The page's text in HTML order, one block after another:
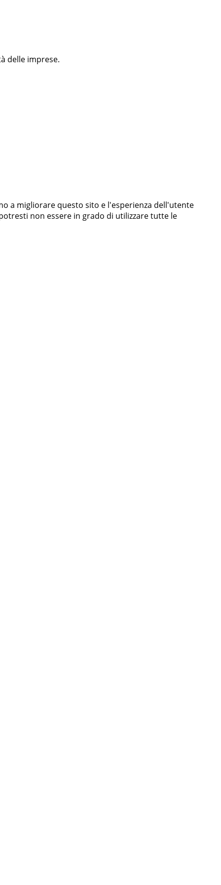
delle imprese.
a migliorare questo sito e l'esperienza dell'utente
non essere in grado di utilizzare tutte le